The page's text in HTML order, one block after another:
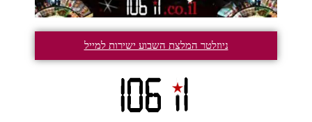
ניוזלטר המלצת השבוע ישירות למייל